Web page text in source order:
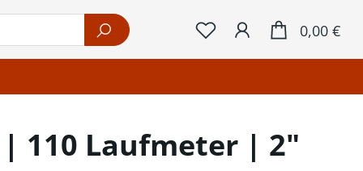
0,00 €
110 Laufmeter | 2"